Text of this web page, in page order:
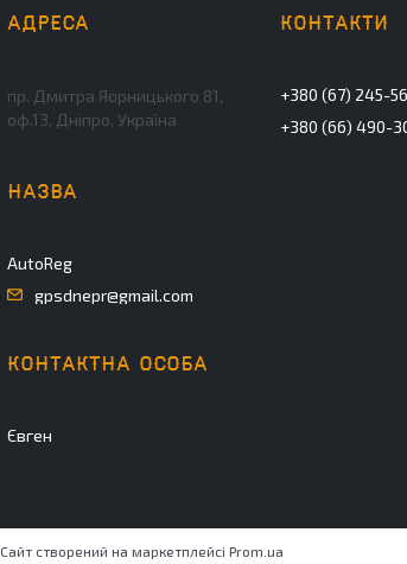
пр. Дмитра Яорницького 81,
оф.13, Дніпро, Україна
AutoReg
gpsdnepr@gmail.com
Євген
+380 (67) 245-
+380 (66) 490-
Сайт створений на маркетплейсі Prom.ua